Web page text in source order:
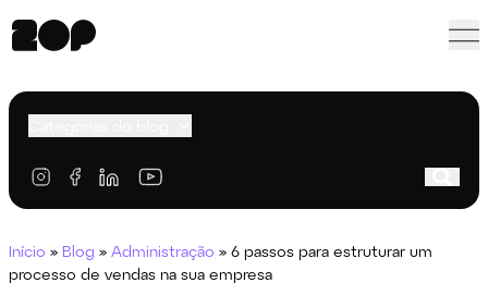
Início » Blog »Administração »6 passos para estruturar um
processo de vendas na sua empresa